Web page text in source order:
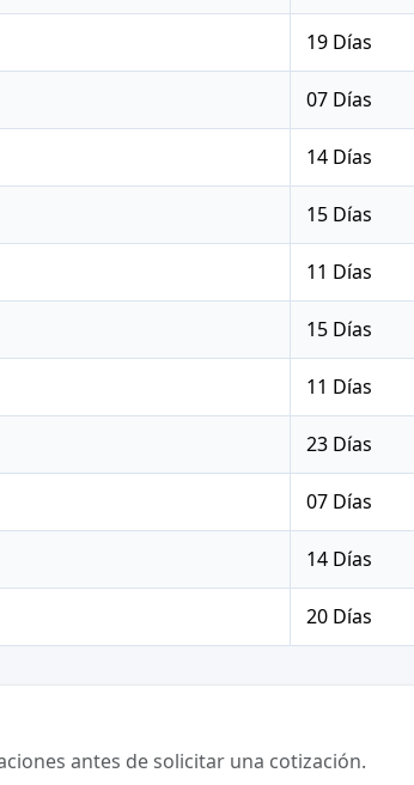
19 Días
07 Días
14 Días
15 Días
11 Días
15 Días
11 Días
23 Días
07 Días
14 Días
20 Días
antes de solicitar una cotización.